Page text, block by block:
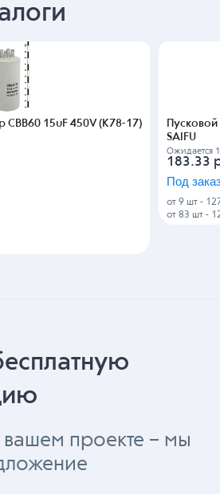
CBB60 15uF 450V (К78-17)
SAIFU
Ожидается
183.33
Под
от 9 шт -
от 83 шт -
вашем проекте – мы